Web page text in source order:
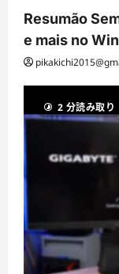
Resumão
e mais no
2 分読み取り